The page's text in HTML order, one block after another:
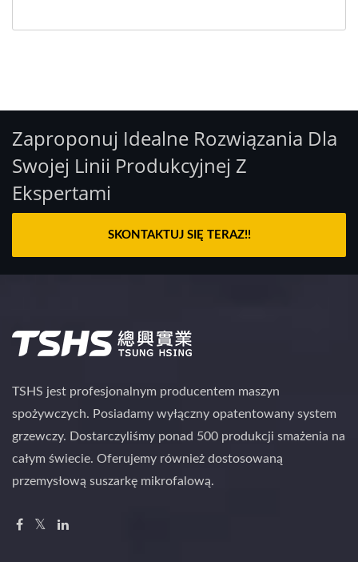
Zaproponuj Idealne Rozwiązania Dla
Swojej Linii Produkcyjnej Z
Ekspertami
SKONTAKTUJ SIĘ TERAZ!!
TSHS jest profesjonalnym producentem maszyn
spożywczych. Posiadamy wyłączny opatentowany system
grzewczy. Dostarczyliśmy ponad 500 produkcji smażenia na
całym świecie. Oferujemy również dostosowaną
przemysłową suszarkę mikrofalową.